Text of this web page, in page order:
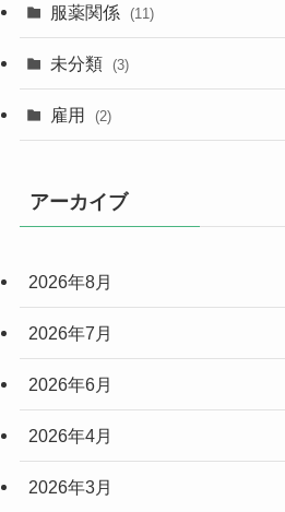
服薬関係 (11)
未分類 (3)
雇用 (2)
アーカイブ
2026年8月
2026年7月
2026年6月
2026年4月
2026年3月